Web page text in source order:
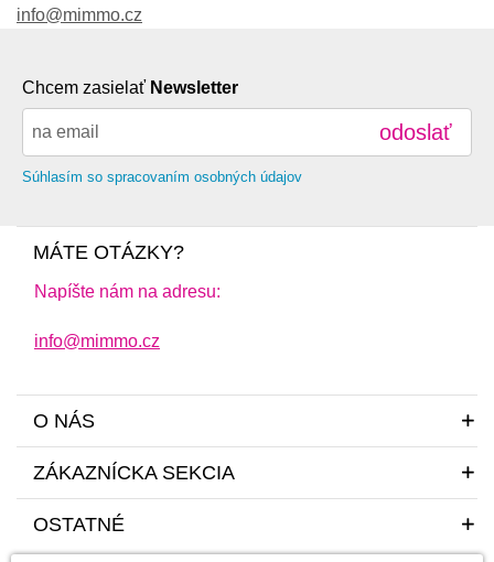
info@mimmo.cz
Chcem zasielať Newsletter
odoslať
Súhlasím so spracovaním osobných údajov
MÁTE OTÁZKY?
Napíšte nám na adresu:
info@mimmo.cz
O NÁS
ZÁKAZNÍCKA SEKCIA
OSTATNÉ